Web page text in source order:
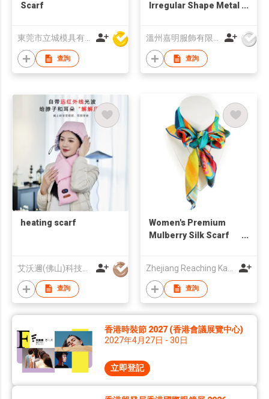
Scarf
東莞市立城模具有限公司
查詢
Irregular Shape Metal
Waist Belt Pin Buckle
Scarf Clasp for
Women Garment
溫州嘉明服飾有限公司
查詢
heating scarf
查詢
Women's Premium
Mulberry Silk Scarf
查詢
香港時裝節 2027 (香港會議展覽中心)
2027年4月27日 - 30日
立即登記